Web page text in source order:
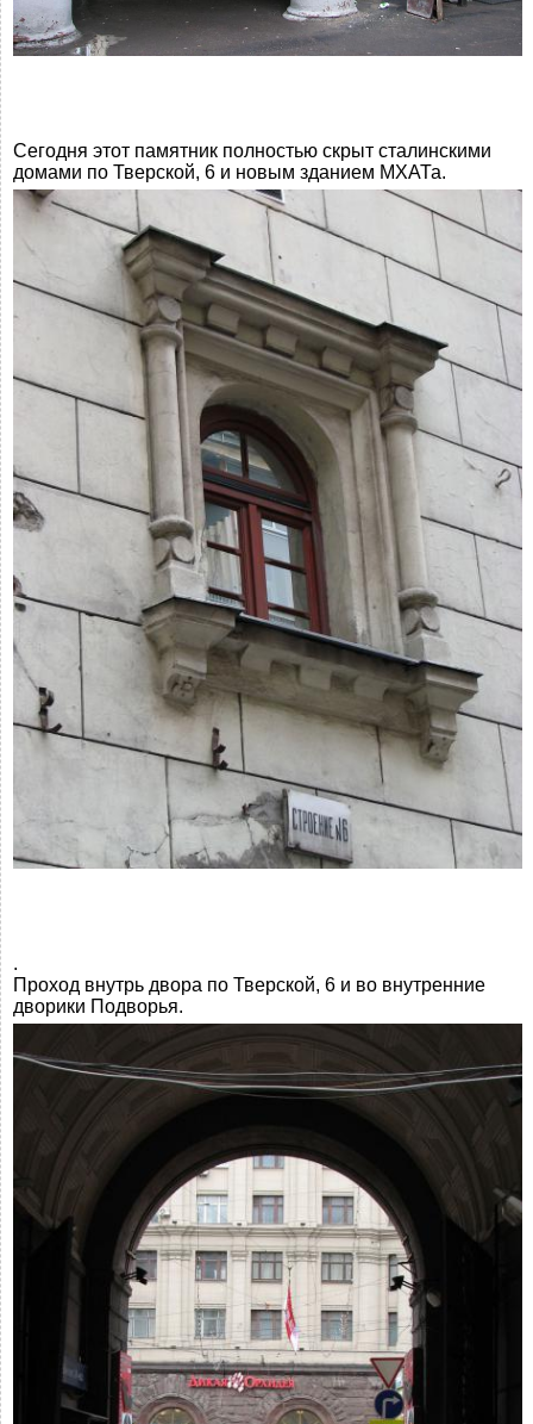
Сегодня этот памятник полностью скрыт сталинскими
домами по Тверской, 6 и новым зданием МХАТа.
.
Проход внутрь двора по Тверской, 6 и во внутренние
дворики Подворья.